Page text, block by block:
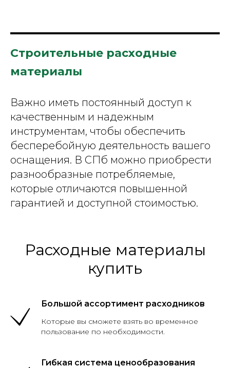
Строительные расходные
материалы
Важно иметь постоянный доступ к
качественным и надежным
инструментам, чтобы обеспечить
бесперебойную деятельность вашего
оснащения. В СПб можно приобрести
разнообразные потребляемые,
которые отличаются повышенной
гарантией и доступной стоимостью.
Расходные материалы
купить
Большой ассортимент расходников
Которые вы сможете взять во временное
пользование по необходимости.
Гибкая система ценообразования